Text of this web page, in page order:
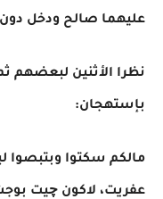
عليهما صالح ودخل
نظرا الأثنين لبعضهم
بإستهجان:
مالكم سكتوا وبتبصوا
عفريت، لاكون چيت